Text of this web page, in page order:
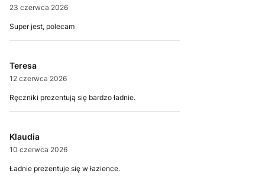
23 czerwca 2026
Super jest, polecam
Teresa
12 czerwca 2026
Ręczniki prezentują się bardzo ładnie.
Klaudia
10 czerwca 2026
Ładnie prezentuje się w łazience.